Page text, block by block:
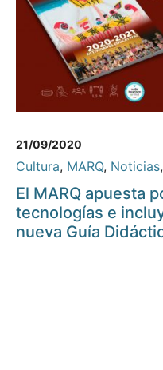
21/09/2020
Cultura, MARQ, Noticias,
El MARQ apuesta
tecnologías e
nueva Guía